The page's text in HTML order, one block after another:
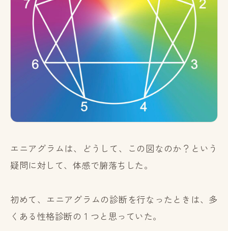
エニアグラムは、どうして、この図なのか？という
疑問に対して、体感で腑落ちした。
初めて、エニアグラムの診断を行なったときは、多
くある性格診断の 1 つと思っていた。